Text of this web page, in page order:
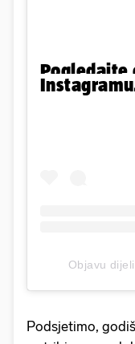
Pogledajte
Objavu
Podsjetimo,